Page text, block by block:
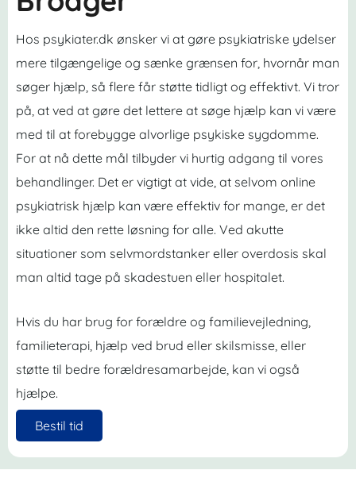
Hos psykiater.dk ønsker vi at gøre psykiatriske ydelser
mere tilgængelige og sænke grænsen for, hvornår man
søger hjælp, så flere får støtte tidligt og effektivt. Vi tror
på, at ved at gøre det lettere at søge hjælp kan vi være
med til at forebygge alvorlige psykiske sygdomme.
For at nå dette mål tilbyder vi hurtig adgang til vores
behandlinger. Det er vigtigt at vide, at selvom online
psykiatrisk hjælp kan være effektiv for mange, er det
ikke altid den rette løsning for alle. Ved akutte
situationer som selvmordstanker eller overdosis skal
man altid tage på skadestuen eller hospitalet.
Hvis du har brug for forældre og familievejledning,
familieterapi, hjælp ved brud eller skilsmisse, eller
støtte til bedre forældresamarbejde, kan vi også
hjælpe.
Bestil tid